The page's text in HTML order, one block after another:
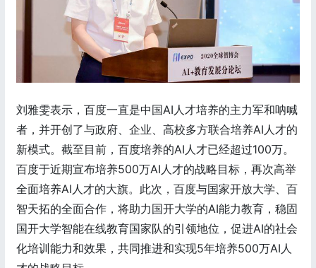
刘雅雯表示，百度一直是中国AI人才培养的主力军和呐喊
者，并开创了与政府、企业、高校多方联合培养AI人才的
新模式。截至目前，百度培养的AI人才已经超过100万。
百度于近期宣布培养500万AI人才的战略目标，再次高举
全面培养AI人才的大旗。此次，百度与国家开放大学、百
智天拓的全面合作，将助力国开大学的AI能力教育，稳固
国开大学智能在线教育国家队的引领地位，促进AI的社会
化培训能力和效果，共同推进和实现5年培养500万AI人